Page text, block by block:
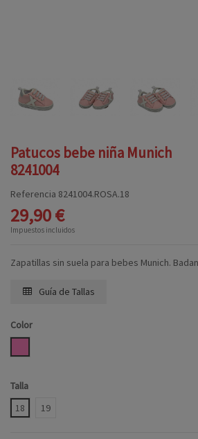
Patucos bebe niña Munich
8241004
Referencia 8241004.ROSA.18
29,90 €
Impuestos incluidos
Zapatillas sin suela para bebes Munich.
Guía de Tallas
Color
Talla
18
19